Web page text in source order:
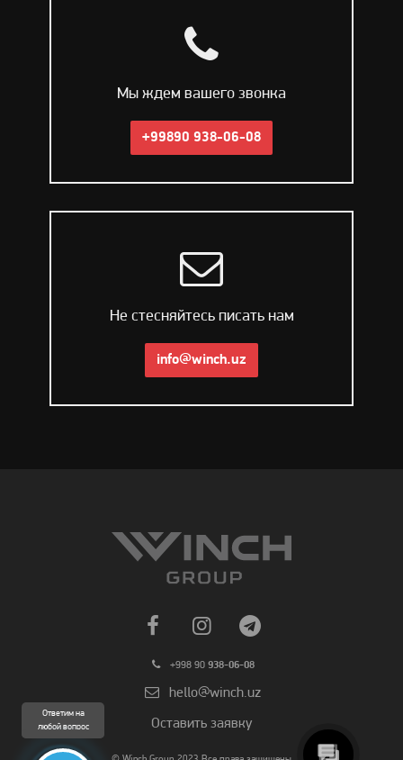
Мы ждем вашего звонка
+99890 938-06-08
Не стесняйтесь писать нам
info@winch.uz
+998 90938-06-08
hello@winch.uz
Оставить заявку
Ответим на
любой вопрос